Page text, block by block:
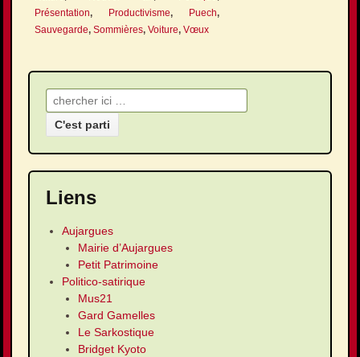
Présentation, Productivisme, Puech,
Sauvegarde, Sommières, Voiture, Vœux
Recherche pour:
Liens
Aujargues
Mairie d’Aujargues
Petit Patrimoine
Politico-satirique
Mus21
Gard Gamelles
Le Sarkostique
Bridget Kyoto